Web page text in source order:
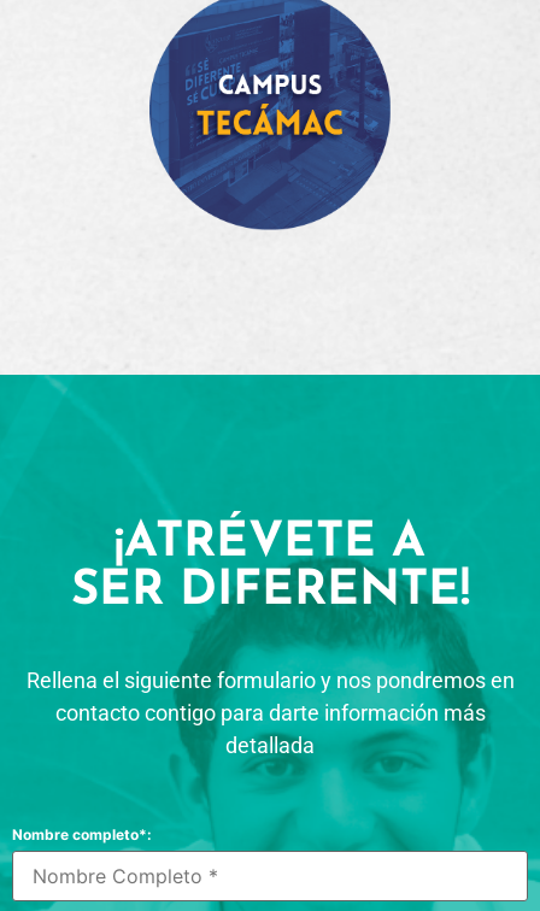
¡ATRÉVETE A
SER DIFERENTE!
Rellena el siguiente formulario y nos pondremos en
contacto contigo para darte información más
detallada
Nombre completo*: